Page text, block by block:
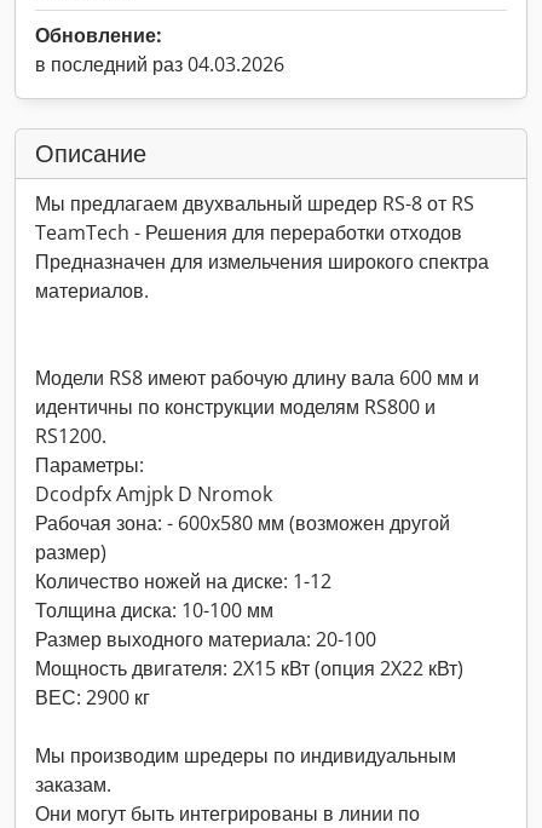
Обновление:
в последний раз 04.03.2026
Описание
Мы предлагаем двухвальный шредер RS-8 от RS
TeamTech - Решения для переработки отходов
Предназначен для измельчения широкого спектра
материалов.
Модели RS8 имеют рабочую длину вала 600 мм и
идентичны по конструкции моделям RS800 и
RS1200.
Параметры:
Dcodpfx Amjpk D Nromok
Рабочая зона: - 600x580 мм (возможен другой
размер)
Количество ножей на диске: 1-12
Толщина диска: 10-100 мм
Размер выходного материала: 20-100
Мощность двигателя: 2X15 кВт (опция 2X22 кВт)
ВЕС: 2900 кг
Мы производим шредеры по индивидуальным
заказам.
Они могут быть интегрированы в линии по